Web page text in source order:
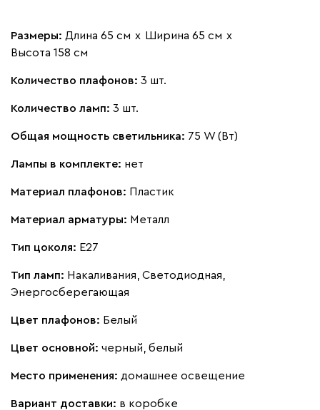
Размеры: Длина 65 см х Ширина 65 см х
Высота 158 см
Количество плафонов: 3 шт.
Количество ламп: 3 шт.
Общая мощность светильника: 75 W (Вт)
Лампы в комплекте: нет
Материал плафонов: Пластик
Материал арматуры: Металл
Тип цоколя: E27
Тип ламп: Накаливания, Светодиодная,
Энергосберегающая
Цвет плафонов: Белый
Цвет основной: черный, белый
Место применения: домашнее освещение
Вариант доставки: в коробке